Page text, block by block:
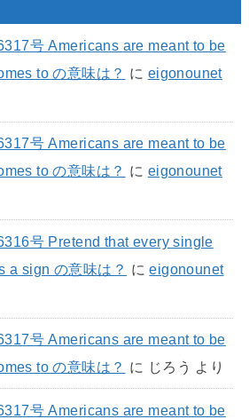
号 Americans are meant to be
to の意味は？ に eigonounet
号 Americans are meant to be
to の意味は？ に eigonounet
号 Pretend that every single
a sign の意味は？ にeigonounet
号 Americans are meant to be
to の意味は？ に じろう より
号 Americans are meant to be